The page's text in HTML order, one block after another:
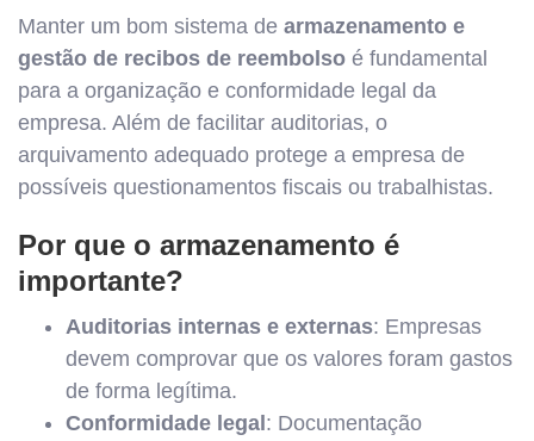
Manter um bom sistema de armazenamento e
gestão de recibos de reembolso é fundamental
para a organização e conformidade legal da
empresa. Além de facilitar auditorias, o
arquivamento adequado protege a empresa de
possíveis questionamentos fiscais ou trabalhistas.
Por que o armazenamento é
importante?
Auditorias internas e externas: Empresas
devem comprovar que os valores foram gastos
de forma legítima.
Conformidade legal: Documentação